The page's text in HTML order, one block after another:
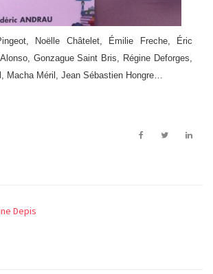
Noëlle Châtelet, Émilie Freche, Éric
Gonzague Saint Bris, Régine Deforges,
Macha Méril, Jean Sébastien Hongre
Depis